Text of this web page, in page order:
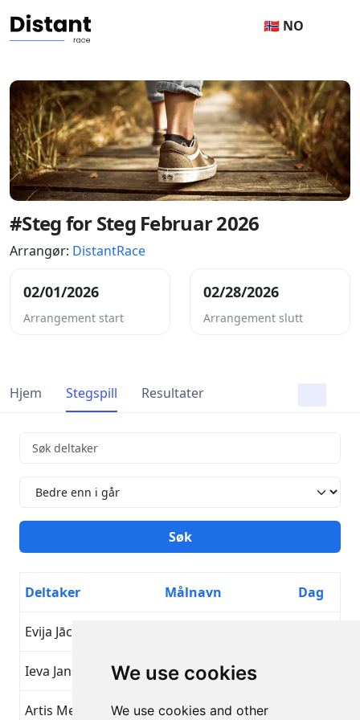
We use cookies
We use cookies and other
🇳🇴 NO
#Steg for Steg Februar 2026
Arrangør: DistantRace
02/01/2026
Arrangement start
02/28/2026
Arrangement slutt
Hjem Stegspill Resultater
Deltaker Målnavn Dag
Evija Jāce
Ieva Jansone Bedre enn i går
Artis Mednis Bedre enn i går